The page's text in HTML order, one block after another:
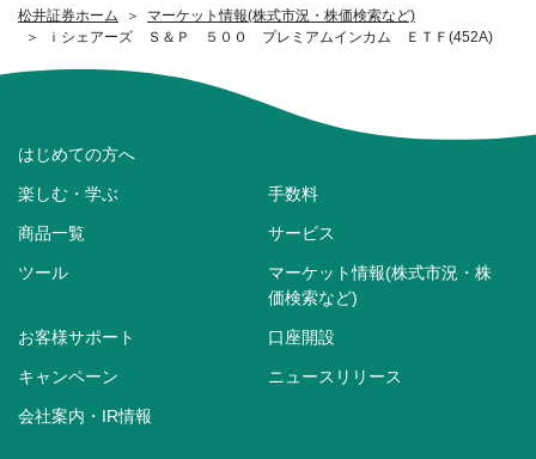
松井証券ホーム
マーケット情報(株式市況・株価検索など)
ｉシェアーズ Ｓ＆Ｐ ５００ プレミアムインカム ＥＴＦ(452A)
はじめての方へ
楽しむ・学ぶ 手数料
商品一覧 サービス
ツール
マーケット情報(株式市況・株
価検索など)
お客様サポート 口座開設
キャンペーン ニュースリリース
会社案内・IR情報